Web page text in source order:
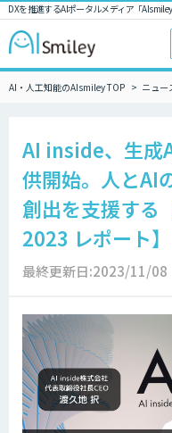
DXを推進するAIポータルメディア「
AI・人工知能のAIsmiley TOP ニュー
AI inside、生成
供開始。人とAI
創出を支援す
2023 レポート】
最終更新日:2023/11/08